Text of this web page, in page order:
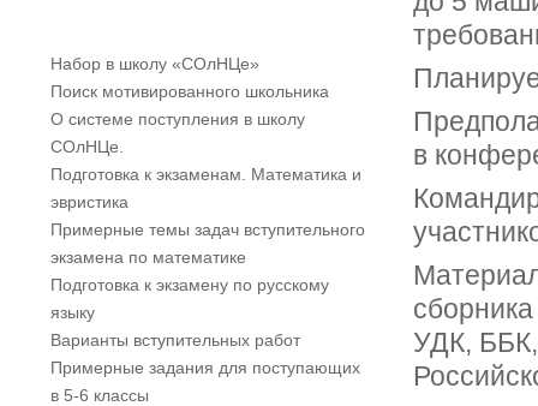
в
УДК, ББК,
Набор в школу «СОлНЦе»
Поиск мотивированного школьника
О системе поступления в школу
СОлНЦе.
Подготовка к экзаменам. Математика и
эвристика
Примерные темы задач вступительного
экзамена по математике
Подготовка к экзамену по русскому
языку
Варианты вступительных работ
Примерные задания для поступающих
в 5-6 классы